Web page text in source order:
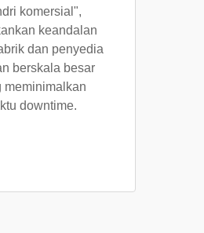
komersial",
keandalan
dan penyedia
berskala besar
meminimalkan
downtime.